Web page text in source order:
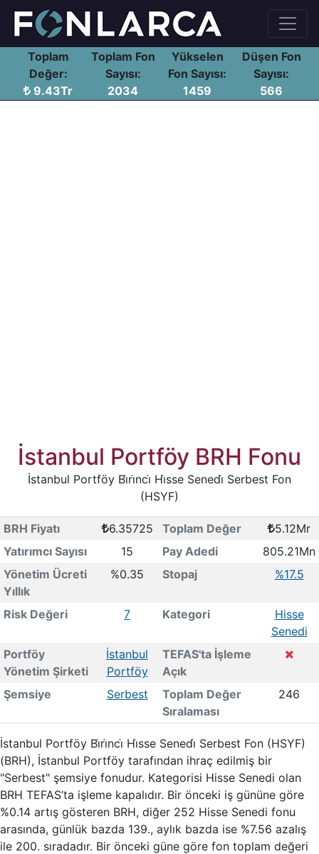
Toplam
Değer:
9.43Tr
Toplam Fon
Sayısı:
2034
Yükselen
Fon Sayısı:
1459
Düşen Fon
Sayısı:
566
İstanbul Portföy BRH Fonu
İstanbul Portföy Bi̇ri̇nci̇ Hi̇sse Senedi̇ Serbest Fon
(HSYF)
BRH Fiyatı 6.35725 Toplam Değer
5.12Mr
Yatırımcı Sayısı
15 Pay Adedi
805.21Mn
Yönetim Ücreti
Yıllık
%0.35 Stopaj %17.5
Risk Değeri 7 Kategori
Hisse
Senedi
Portföy
Yönetim Şirketi
İstanbul
Portföy
TEFAS'ta İşleme
Açık
Şemsiye
Serbest
Toplam Değer
Sıralaması
246
İstanbul Portföy Bi̇ri̇nci̇ Hi̇sse Senedi̇ Serbest Fon (HSYF)
(BRH), İstanbul Portföy tarafından ihraç edilmiş bir
"Serbest" şemsiye fonudur. Kategorisi Hisse Senedi olan
BRH TEFAS’ta işleme kapalıdır. Bir önceki iş gününe göre
%0.14 artış gösteren BRH, diğer 252 Hisse Senedi fonu
arasında, günlük bazda 139., aylık bazda ise %7.56 azalış
ile 200. sıradadır. Bir önceki güne göre fon toplam değeri